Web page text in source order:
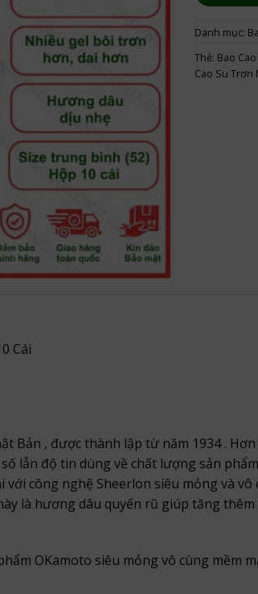
Danh mục:
Thẻ: Bao
Cao Su Trơn
Cái
Bản , được thành lập từ năm 1934 .
lẫn độ tin dùng về chất lượng sản
với công nghệ Sheerlon siêu mỏng và
là hương dâu quyến rũ giúp tăng thêm
OKamoto siêu mỏng vô cùng mềm